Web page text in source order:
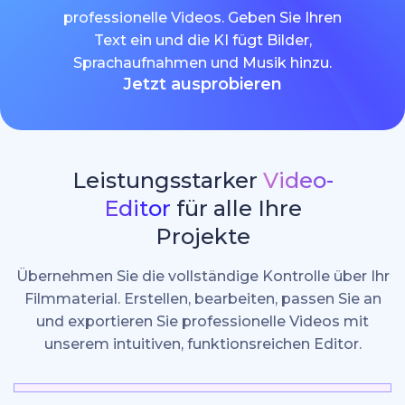
professionelle Videos. Geben Sie Ihren
Text ein und die KI fügt Bilder,
Sprachaufnahmen und Musik hinzu.
Jetzt ausprobieren
Leistungsstarker Video-
Editor für alle Ihre
Projekte
Übernehmen Sie die vollständige Kontrolle über Ihr
Filmmaterial. Erstellen, bearbeiten, passen Sie an
und exportieren Sie professionelle Videos mit
unserem intuitiven, funktionsreichen Editor.